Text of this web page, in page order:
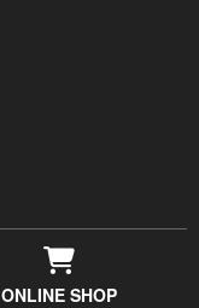
ONLINE SHOP